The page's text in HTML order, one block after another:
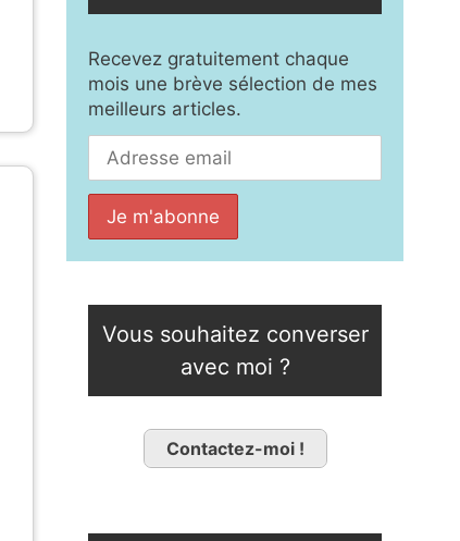
Recevez gratuitement chaque
mois une brève sélection de mes
meilleurs articles.
Vous souhaitez converser
avec moi ?
Contactez-moi !